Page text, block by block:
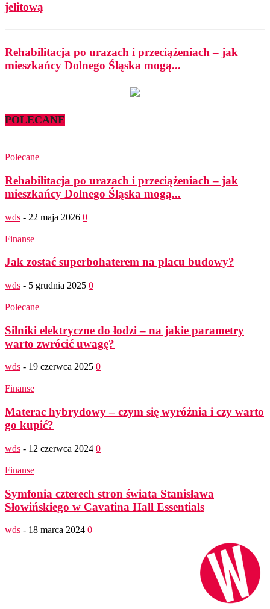
jelitową
Rehabilitacja po urazach i przeciążeniach – jak
mieszkańcy Dolnego Śląska mogą...
POLECANE
Polecane
Rehabilitacja po urazach i przeciążeniach – jak
mieszkańcy Dolnego Śląska mogą...
wds - 22 maja 2026 0
Finanse
Jak zostać superbohaterem na placu budowy?
wds - 5 grudnia 2025 0
Polecane
Silniki elektryczne do łodzi – na jakie parametry
warto zwrócić uwagę?
wds - 19 czerwca 2025 0
Finanse
Materac hybrydowy – czym się wyróżnia i czy warto
go kupić?
wds - 12 czerwca 2024 0
Finanse
Symfonia czterech stron świata Stanisława
Słowińskiego w Cavatina Hall Essentials
wds - 18 marca 2024 0